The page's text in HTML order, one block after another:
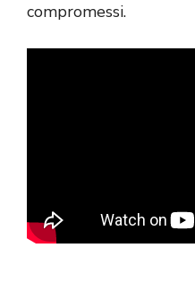
compromessi.